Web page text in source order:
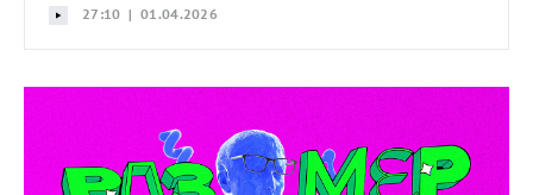
27:10 | 01.04.2026